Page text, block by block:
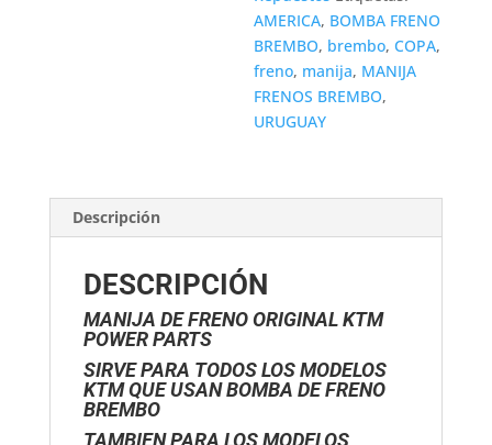
AMERICA, BOMBA FRENO
BREMBO, brembo,COPA,
freno, manija, MANIJA
FRENOS BREMBO,
URUGUAY
Descripción
DESCRIPCIÓN
MANIJA DE FRENO ORIGINAL KTM
POWER PARTS
SIRVE PARA TODOS LOS MODELOS
KTM QUE USAN BOMBA DE FRENO
BREMBO
TAMBIEN PARA LOS MODELOS